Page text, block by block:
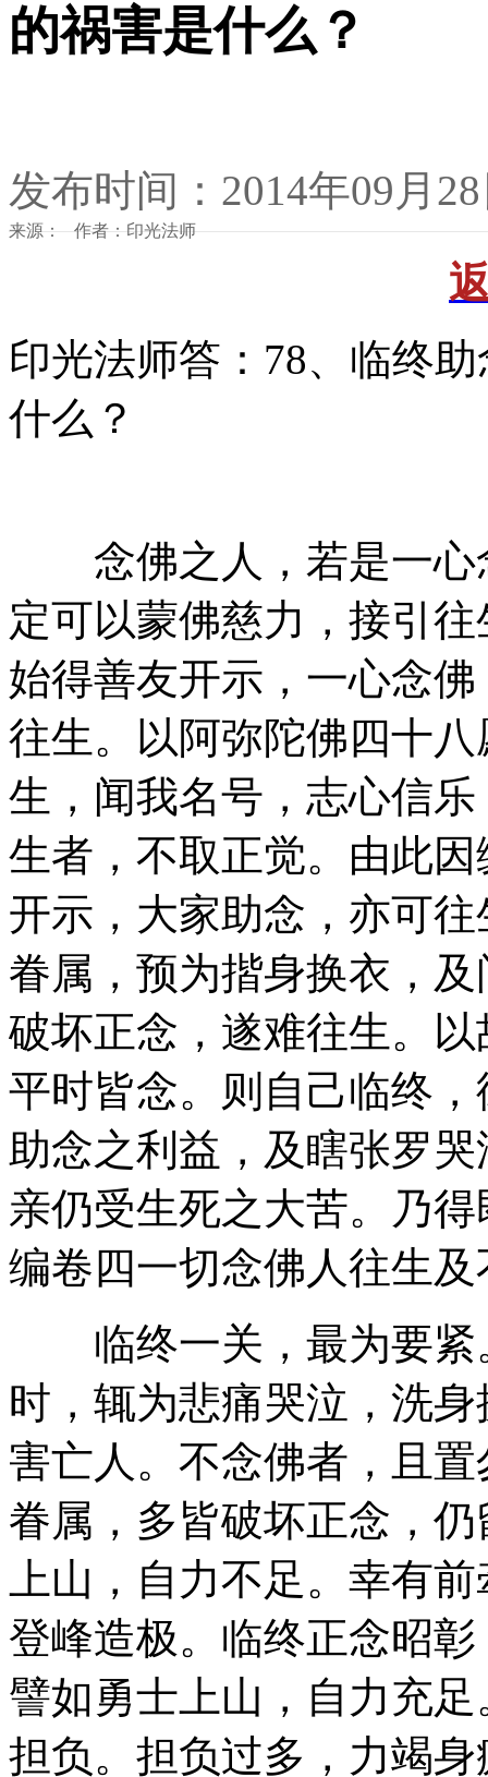
的祸害是什么？
发布时间：2014年09月
来源： 作者：印光法师
印光法师答：78、临终
什么？
念佛之人，若是一心
定可以蒙佛慈力，接引
始得善友开示，一心念
往生。以阿弥陀佛四十
生，闻我名号，志心信
生者，不取正觉。由此
开示，大家助念，亦可
眷属，预为揩身换衣，
破坏正念，遂难往生。
平时皆念。则自己临终
助念之利益，及瞎张罗
亲仍受生死之大苦。乃
编卷四一切念佛人往生
临终一关，最为要紧
时，辄为悲痛哭泣，洗
害亡人。不念佛者，且
眷属，多皆破坏正念，
上山，自力不足。幸有
登峰造极。临终正念昭
譬如勇士上山，自力充
担负。担负过多，力竭